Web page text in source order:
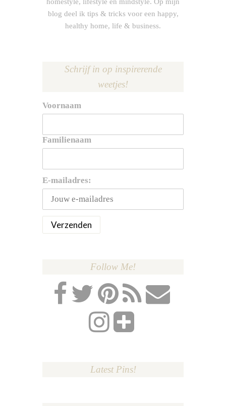
homestyle, lifestyle en mindstyle. Op mijn
blog deel ik tips & tricks voor een happy,
healthy home, life & business.
Schrijf in op inspirerende
weetjes!
Voornaam
Familienaam
E-mailadres:
Follow Me!
Latest Pins!